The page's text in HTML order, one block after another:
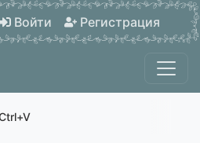
Войти Регистрация